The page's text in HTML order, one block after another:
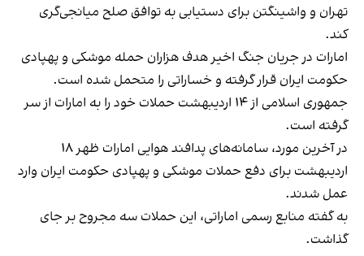
تهران و واشینگتن برای دستیابی به توافق صلح میانجی‌گری
کند.
امارات در جریان جنگ اخیر هدف هزاران حمله موشکی و پهپادی
حکومت ایران قرار گرفته و خساراتی را متحمل شده است.
جمهوری اسلامی از ۱۴ اردیبهشت حملات خود را به امارات
از سر
گرفته است.
در آخرین مورد، سامانه‌های پدافند هوایی امارات ظهر ۱۸
اردیبهشت برای دفع حملات موشکی و پهپادی حکومت ایران وارد
عمل شدند.
به گفته منابع رسمی اماراتی، این حملات سه مجروح بر جای
گذاشت.